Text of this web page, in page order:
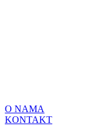
O NAMA
KONTAKT